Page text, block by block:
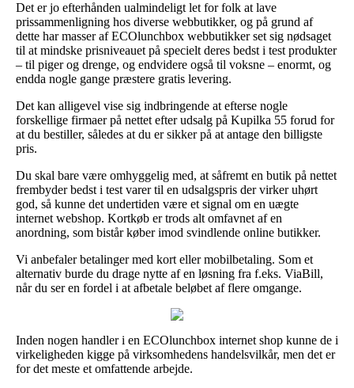
Det er jo efterhånden ualmindeligt let for folk at lave
prissammenligning hos diverse webbutikker, og på grund af
dette har masser af ECOlunchbox webbutikker set sig nødsaget
til at mindske prisniveauet på specielt deres bedst i test produkter
– til piger og drenge, og endvidere også til voksne – enormt, og
endda nogle gange præstere gratis levering.
Det kan alligevel vise sig indbringende at efterse nogle
forskellige firmaer på nettet efter udsalg på Kupilka 55 forud for
at du bestiller, således at du er sikker på at antage den billigste
pris.
Du skal bare være omhyggelig med, at såfremt en butik på nettet
frembyder bedst i test varer til en udsalgspris der virker uhørt
god, så kunne det undertiden være et signal om en uægte
internet webshop. Kortkøb er trods alt omfavnet af en
anordning, som bistår køber imod svindlende online butikker.
Vi anbefaler betalinger med kort eller mobilbetaling. Som et
alternativ burde du drage nytte af en løsning fra f.eks. ViaBill,
når du ser en fordel i at afbetale beløbet af flere omgange.
Inden nogen handler i en ECOlunchbox internet shop kunne de i
virkeligheden kigge på virksomhedens handelsvilkår, men det er
for det meste et omfattende arbejde.